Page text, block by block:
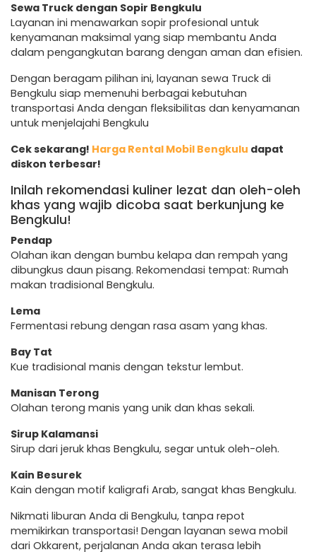
Sewa Truck dengan Sopir Bengkulu
Layanan ini menawarkan sopir profesional untuk
kenyamanan maksimal yang siap membantu Anda
dalam pengangkutan barang dengan aman dan efisien.
Dengan beragam pilihan ini, layanan sewa Truck di
Bengkulu siap memenuhi berbagai kebutuhan
transportasi Anda dengan fleksibilitas dan kenyamanan
untuk menjelajahi Bengkulu
Cek sekarang! Harga Rental Mobil Bengkulu dapat
diskon terbesar!
Inilah rekomendasi kuliner lezat dan oleh-oleh
khas yang wajib dicoba saat berkunjung ke
Bengkulu!
Pendap
Olahan ikan dengan bumbu kelapa dan rempah yang
dibungkus daun pisang. Rekomendasi tempat: Rumah
makan tradisional Bengkulu.
Lema
Fermentasi rebung dengan rasa asam yang khas.
Bay Tat
Kue tradisional manis dengan tekstur lembut.
Manisan Terong
Olahan terong manis yang unik dan khas sekali.
Sirup Kalamansi
Sirup dari jeruk khas Bengkulu, segar untuk oleh-oleh.
Kain Besurek
Kain dengan motif kaligrafi Arab, sangat khas Bengkulu.
Nikmati liburan Anda di Bengkulu, tanpa repot
memikirkan transportasi! Dengan layanan sewa mobil
dari Okkarent, perjalanan Anda akan terasa lebih